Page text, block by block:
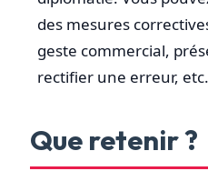
des mesures
geste commercial,
rectifier une erreur, etc.
Que retenir ?